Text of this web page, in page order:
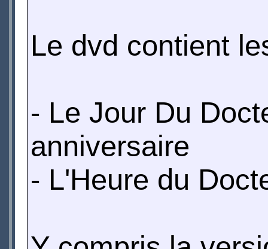
Le dvd contient
- Le Jour Du
anniversaire
- L'Heure du